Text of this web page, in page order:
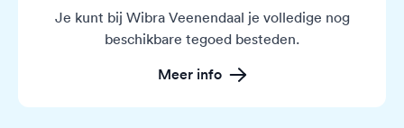
Je kunt bij Wibra Veenendaal je volledige nog
beschikbare tegoed besteden.
Meer info